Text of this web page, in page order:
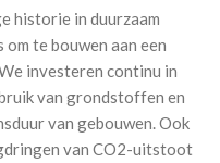
historie in duurzaam
te bouwen aan een
investeren continu in
van grondstoffen en
van gebouwen. Ook
van CO2-uitstoot